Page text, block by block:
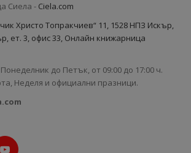
Сиела - Ciela.com
Христо Топракчиев“ 11, 1528 НПЗ Искър,
ет. 3, офис 33, Онлайн книжарница
до Петък, от 09:00 до 17:00 ч.
Неделя и официални празници.